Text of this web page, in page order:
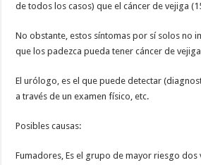
de todos los casos) que el cáncer de vejiga
No obstante, estos síntomas por sí solos no
que los padezca pueda tener cáncer de
El urólogo, es el que puede detectar
a través de un examen físico, etc.
Posibles causas:
Fumadores, Es el grupo de mayor riesgo dos